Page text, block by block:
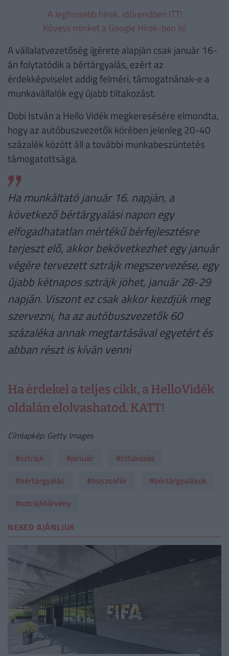
A legfrissebb hírek, időrendben ITT!
Kövess minket a Google Hírek-ben is!
A vállalatvezetőség ígérete alapján csak január 16-
án folytatódik a bértárgyalás, ezért az
érdekképviselet addig felméri, támogatnának-e a
munkavállalók egy újabb tiltakozást.
Dobi István a Hello Vidék megkeresésére elmondta,
hogy az autóbuszvezetők körében jelenleg 20-40
százalék között áll a további munkabeszüntetés
támogatottsága.
Ha munkáltató január 16. napján, a
következő bértárgyalási napon egy
elfogadhatatlan mértékű bérfejlesztésre
terjeszt elő, akkor bekövetkezhet egy január
végére tervezett sztrájk megszervezése, egy
újabb kétnapos sztrájk jöhet, január 28-29
napján. Viszont ez csak akkor kezdjük meg
szervezni, ha az autóbuszvezetők 60
százaléka annak megtartásával egyetért és
abban részt is kíván venni
Ha érdekel a teljes cikk, a HelloVidék
oldalán elolvashatod. KATT!
Címlapkép: Getty Images
#sztrájk
#január
#tiltakozás
#bértárgyalás
#buszsofőr
#bértárgyalások
#sztrájktörvény
NEKED AJÁNLJUK